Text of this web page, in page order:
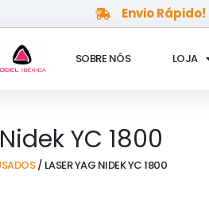
Envio Rápido!
SOBRE NÓS LOJA
YC 1800
/ LASER YAG NIDEK YC 1800